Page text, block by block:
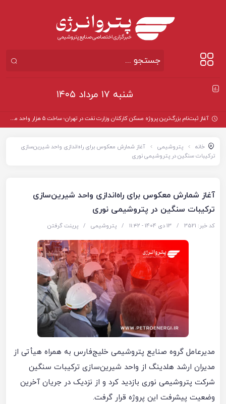
شنبه ۱۷ مرداد ۱۴۰۵
آغاز ثبت‌نام بزرگ‌ترین پروژه مسکن کارکنان وزارت نفت در تهران؛ ساخت ۵ هزار واحد مسکونی
خانه پتروشیمی
آغاز شمارش معکوس برای راه‌اندازی واحد شیرین‌سازی
ترکیبات سنگین در پتروشیمی نوری
آغاز شمارش معکوس برای راه‌اندازی واحد شیرین‌سازی
ترکیبات سنگین در پتروشیمی نوری
کد خبر: 3521 / 13 دی 1404 - ۱۱:۴۲ / پتروشیمی / پرینت گرفتن
مدیرعامل گروه صنایع پتروشیمی خلیج‌فارس به همراه هیأتی از
مدیران ارشد هلدینگ از واحد شیرین‌سازی ترکیبات سنگین
شرکت پتروشیمی نوری بازدید کرد و از نزدیک در جریان آخرین
وضعیت پیشرفت این پروژه قرار گرفت.